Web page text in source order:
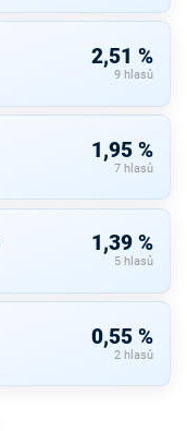
2,51 %
9 hlasů
1,95 %
7 hlasů
1,39 %
5 hlasů
0,55 %
2 hlasů